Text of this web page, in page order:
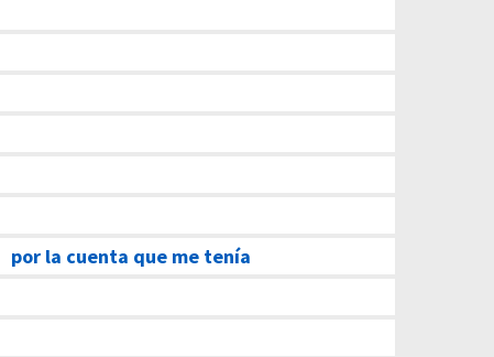
por la cuenta que me tenía